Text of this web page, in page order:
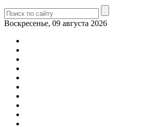
Воскресенье, 09 августа 2026